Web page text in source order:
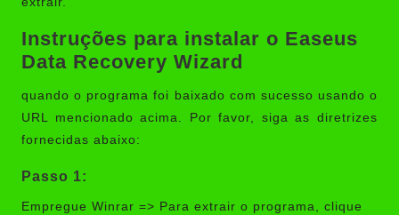
Instruções para instalar o Easeus
Data Recovery Wizard
quando o programa foi baixado com sucesso usando o
URL mencionado acima. Por favor, siga as diretrizes
fornecidas abaixo:
Passo 1:
Empregue Winrar => Para extrair o programa, clique